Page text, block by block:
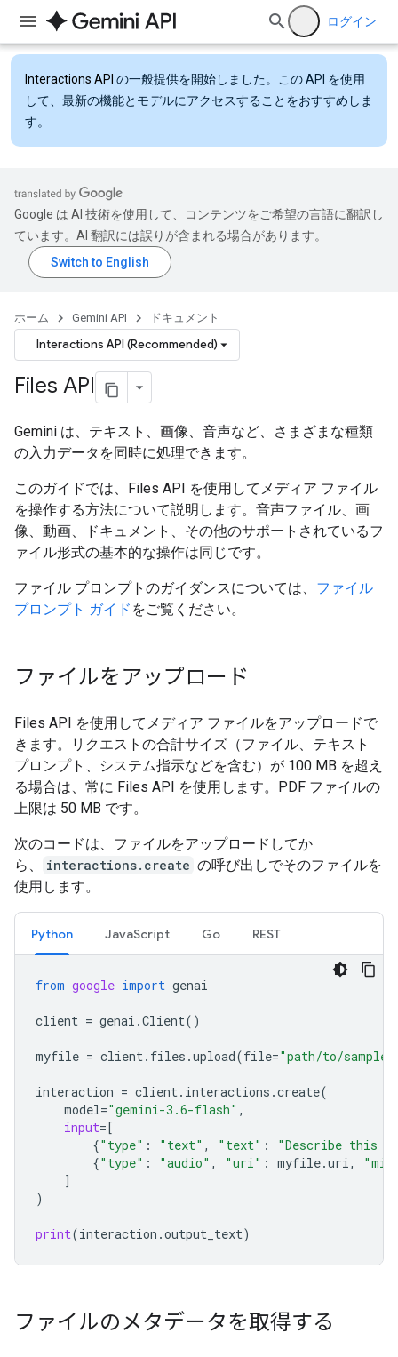
ログイン
Interactions API の一般提供を開始しました。この API を使用
して、最新の機能とモデルにアクセスすることをおすすめしま
す。
Google は AI 技術を使用して、コンテンツをご希望の言語に翻訳し
ています。AI 翻訳には誤りが含まれる場合があります。
ホーム Gemini API ドキュメント
Interactions API (Recommended)
Files API
Gemini は、テキスト、画像、音声など、さまざまな種類
の入力データを同時に処理できます。
このガイドでは、Files API を使用してメディア ファイル
を操作する方法について説明します。音声ファイル、画
像、動画、ドキュメント、その他のサポートされているフ
ァイル形式の基本的な操作は同じです。
ファイル プロンプトのガイダンスについては、 ファイル
プロンプト ガイド をご覧ください。
ファイルをアップロード
Files API を使用してメディア ファイルをアップロードで
きます。リクエストの合計サイズ（ファイル、テキスト
プロンプト、システム指示などを含む）が 100 MB を超え
る場合は、常に Files API を使用します。PDF ファイルの
上限は 50 MB です。
次のコードは、ファイルをアップロードしてか
ら、
interactions.create の呼び出しでそのファイルを
使用します。
Python JavaScript Go REST
from google import genai
client = genai .Client()
myfile = client. files .upload(file="path/to/
interaction = client. interactions .create(
model="gemini-3.6-flash" ,
input=[
{"type" : "text" , "text" :
"Describe this
{"type" : "audio" , "uri" : myfile.uri,
]
)
print(interaction .output_text)
ファイルのメタデータを取得する